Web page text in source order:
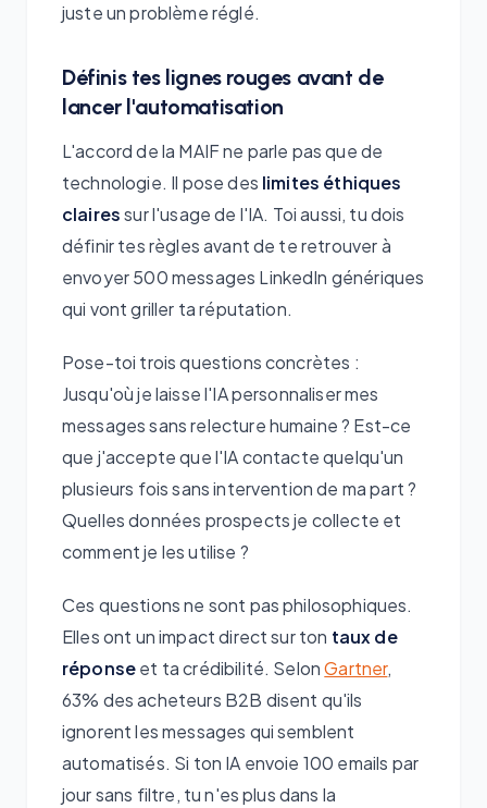
juste un problème réglé.
Définis tes lignes rouges avant de
lancer l'automatisation
L'accord de la MAIF ne parle pas que de
technologie. Il pose des limites éthiques
clairessur l'usage de l'IA. Toi aussi, tu dois
définir tes règles avant de te retrouver à
envoyer 500 messages LinkedIn génériques
qui vont griller ta réputation.
Pose-toi trois questions concrètes :
Jusqu'où je laisse l'IA personnaliser mes
messages sans relecture humaine ? Est-ce
que j'accepte que l'IA contacte quelqu'un
plusieurs fois sans intervention de ma part ?
Quelles données prospects je collecte et
comment je les utilise ?
Ces questions ne sont pas philosophiques.
Elles ont un impact direct sur ton taux de
réponseet ta crédibilité. SelonGartner,
63% des acheteurs B2B disent qu'ils
ignorent les messages qui semblent
automatisés. Si ton IA envoie 100 emails par
jour sans filtre, tu n'es plus dans la